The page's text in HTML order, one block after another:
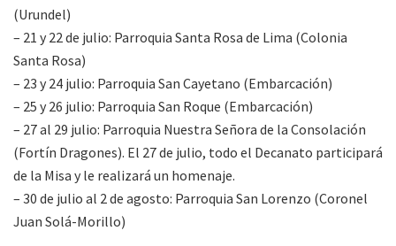
(Urundel)
– 21 y 22 de julio: Parroquia Santa Rosa de Lima (Colonia
Santa Rosa)
– 23 y 24 julio: Parroquia San Cayetano (Embarcación)
– 25 y 26 julio: Parroquia San Roque (Embarcación)
– 27 al 29 julio: Parroquia Nuestra Señora de la Consolación
(Fortín Dragones). El 27 de julio, todo el Decanato participará
de la Misa y le realizará un homenaje.
– 30 de julio al 2 de agosto: Parroquia San Lorenzo (Coronel
Juan Solá-Morillo)